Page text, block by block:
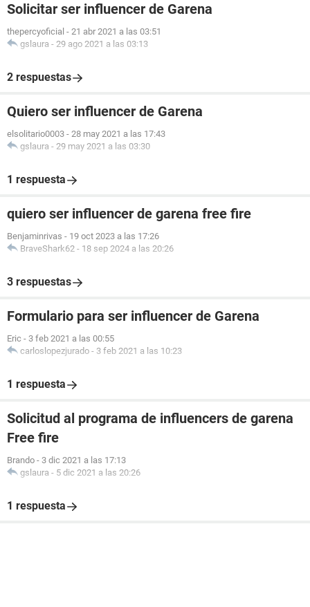
Solicitar ser influencer de Garena
thepercyoficial - 21 abr 2021 a las 03:51
gslaura - 29 ago 2021 a las 03:13
2 respuestas
Quiero ser influencer de Garena
elsolitario0003 - 28 may 2021 a las 17:43
gslaura - 29 may 2021 a las 03:30
1 respuesta
quiero ser influencer de garena free fire
Benjaminrivas - 19 oct 2023 a las 17:26
BraveShark62 - 18 sep 2024 a las 20:26
3 respuestas
Formulario para ser influencer de Garena
Eric - 3 feb 2021 a las 00:55
carloslopezjurado - 3 feb 2021 a las 10:23
1 respuesta
Solicitud al programa de influencers de garena
Free fire
Brando - 3 dic 2021 a las 17:13
gslaura - 5 dic 2021 a las 20:26
1 respuesta